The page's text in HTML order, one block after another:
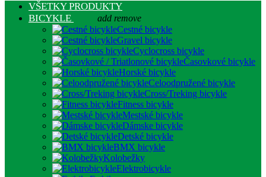
VŠETKY PRODUKTY
BICYKLE
add remove
Cestné bicykle
Gravel bicykle
Cyclocross bicykle
Časovkové bicykle
Horské bicykle
Celoodpružené bicykle
Cross/Treking bicykle
Fitness bicykle
Mestské bicykle
Dámske bicykle
Detské bicykle
BMX bicykle
Kolobežky
Elektrobicykle